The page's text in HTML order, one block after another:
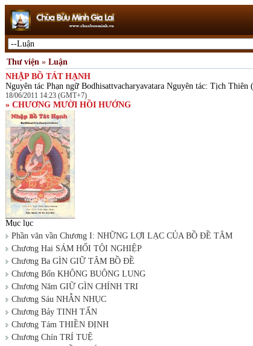
Thư viện » Luận
NHẬP BỒ TÁT HẠNH
Nguyên tác Phạn ngữ Bodhisattvacharyavatara Nguyên tác: Tịch
18/06/2011 14:23 (GMT+7)
» CHƯƠNG MƯỜI HỒI HƯỚNG
Mục lục
Phần văn vần Chương I: NHỮNG LỢI LẠC CỦA BỒ ĐỀ TÂM
Chương Hai SÁM HỐI TỘI NGHIỆP
Chương Ba GÌN GIỮ TÂM BỒ ĐỀ
Chương Bốn KHÔNG BUÔNG LUNG
Chương Năm GIỮ GÌN CHÍNH TRI
Chương Sáu NHẪN NHỤC
Chương Bảy TINH TẤN
Chương Tám THIỀN ĐỊNH
Chương Chín TRÍ TUỆ